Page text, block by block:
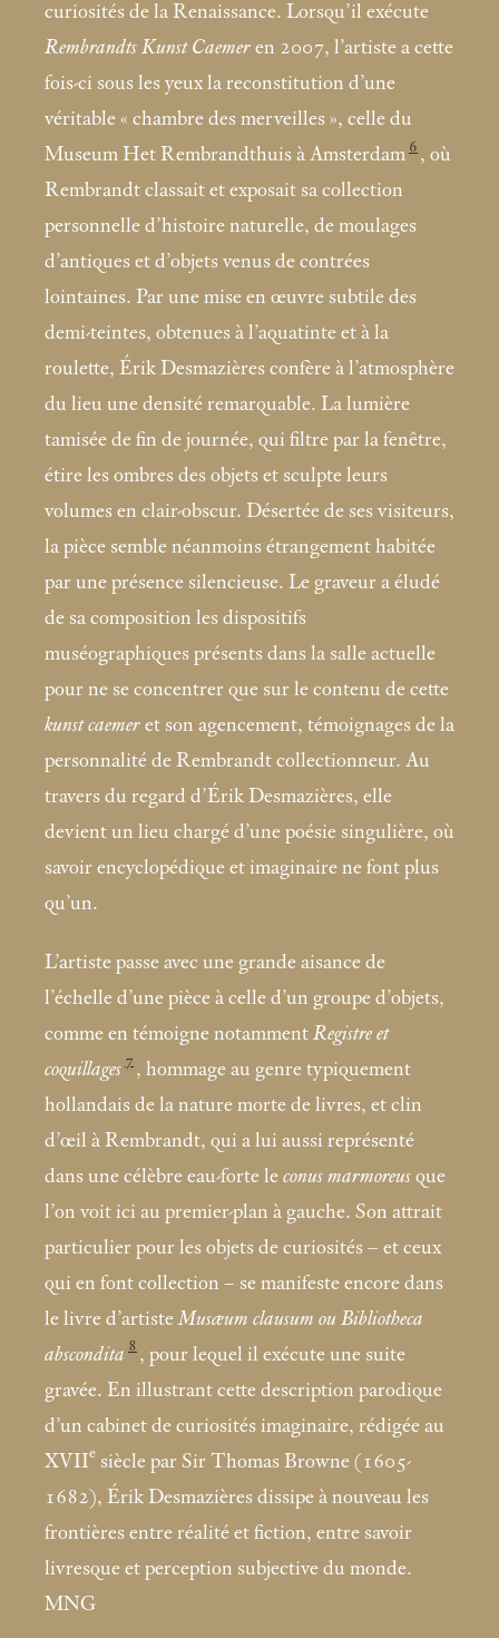
curiosités de la Renaissance. Lorsqu’il exécute
Rembrandts Kunst Caemer en 2007, l’artiste a cette
fois-ci sous les yeux la reconstitution d’une
véritable « chambre des merveilles », celle du
Museum Het Rembrandthuis à Amsterdam 6 , où
Rembrandt classait et exposait sa collection
personnelle d’histoire naturelle, de moulages
d’antiques et d’objets venus de contrées
lointaines. Par une mise en œuvre subtile des
demi-teintes, obtenues à l’aquatinte et à la
roulette, Érik Desmazières confère à l’atmosphère
du lieu une densité remarquable. La lumière
tamisée de fin de journée, qui filtre par la fenêtre,
étire les ombres des objets et sculpte leurs
volumes en clair-obscur. Désertée de ses visiteurs,
la pièce semble néanmoins étrangement habitée
par une présence silencieuse. Le graveur a éludé
de sa composition les dispositifs
muséographiques présents dans la salle actuelle
pour ne se concentrer que sur le contenu de cette
kunst caemer et son agencement, témoignages de la
personnalité de Rembrandt collectionneur. Au
travers du regard d’Érik Desmazières, elle
devient un lieu chargé d’une poésie singulière, où
savoir encyclopédique et imaginaire ne font plus
qu’un.
L’artiste passe avec une grande aisance de
l’échelle d’une pièce à celle d’un groupe d’objets,
comme en témoigne notamment Registre et
coquillages 7 , hommage au genre typiquement
hollandais de la nature morte de livres, et clin
d’œil à Rembrandt, qui a lui aussi représenté
dans une célèbre eau-forte le conus marmoreus que
l’on voit ici au premier-plan à gauche. Son attrait
particulier pour les objets de curiosités – et ceux
qui en font collection – se manifeste encore dans
le livre d’artisteMusæum clausum ou Bibliotheca
abscondita 8 , pour lequel il exécute une suite
gravée. En illustrant cette description parodique
d’un cabinet de curiosités imaginaire, rédigée au
XVIIe siècle par Sir Thomas Browne (1605-
1682), Érik Desmazières dissipe à nouveau les
frontières entre réalité et fiction, entre savoir
livresque et perception subjective du monde.
MNG